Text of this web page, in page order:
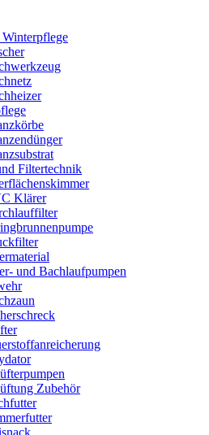
Filtertechnik
Klärer
und Bachlaufpumpen
Zubehör